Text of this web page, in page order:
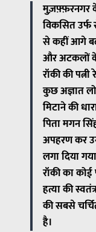
मुज़फ़्फ़रनगर
विकसित
से कहीं आगे
और अटकलों
रॉकी की
कुछ अज्ञात
मिटाने की
पिता मगन
अपहरण कर
लगा दिया
रॉकी का
हत्या की
की सबसे
है।